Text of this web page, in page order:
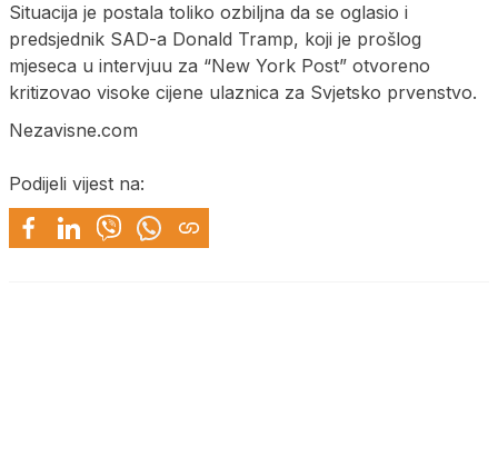
Situacija je postala toliko ozbiljna da se oglasio i
predsjednik SAD-a Donald Tramp, koji je prošlog
mjeseca u intervjuu za “New York Post” otvoreno
kritizovao visoke cijene ulaznica za Svjetsko prvenstvo.
Nezavisne.com
Podijeli vijest na: